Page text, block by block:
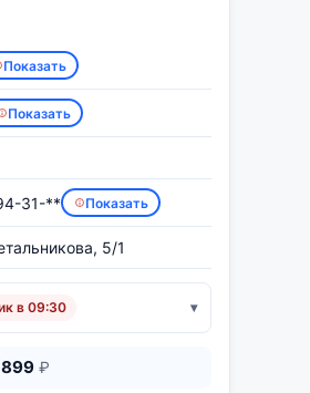
Показать
Показать
31-** Показать
5/1
в 09:30
899 ₽